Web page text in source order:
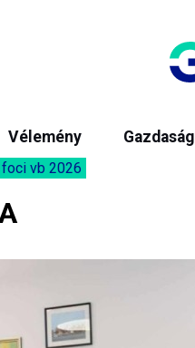
Vélemény Gazdaság
foci vb 2026